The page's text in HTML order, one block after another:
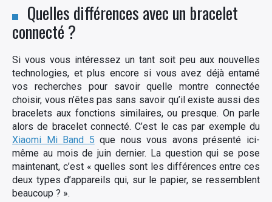
Quelles différences avec un bracelet
connecté ?
Si vous vous intéressez un tant soit peu aux nouvelles
technologies, et plus encore si vous avez déjà entamé
vos recherches pour savoir quelle montre connectée
choisir, vous n’êtes pas sans savoir qu’il existe aussi des
bracelets aux fonctions similaires, ou presque. On parle
alors de bracelet connecté. C’est le cas par exemple du
Xiaomi Mi Band 5 que nous vous avons présenté ici-
même au mois de juin dernier. La question qui se pose
maintenant, c’est « quelles sont les différences entre ces
deux types d’appareils qui, sur le papier, se ressemblent
beaucoup ? ».